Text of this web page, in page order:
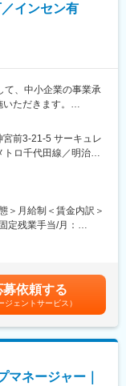
20240705_2j.pdf
pdf/20241107_1j.pdf
志向等を踏まえて決定
含めた様々な事業領域
した幹部候補として
インセン有
て、中小企業の事業承
ただきます。
人の知見・経験を活
り、M&Aに加え、相
ゴールにおき、事業
提案・支援を行って
継前の成長戦略にま
題解決の提言を行っ
宮前3-21-5 サーキュレ
ロ千代田線／明治神
囲：会社の定める事
＞月給制＜賃金内訳＞
定残業手当/月：
じたインセンティ
賃金はあくまでも目
性があります。月給
募依頼する
ジェントサービス）
マネージャー｜